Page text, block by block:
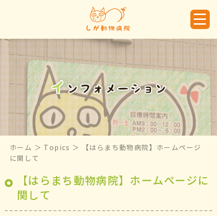
ホーム ＞ Topics ＞ 【はらまち動物病院】ホームページ
に関して
【はらまち動物病院】ホームページに
関して